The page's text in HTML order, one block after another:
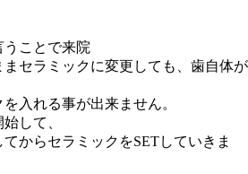
ことで来院
セラミックに変更しても、歯自体が
入れる事が出来ません。
して、
からセラミックをSETしていきま